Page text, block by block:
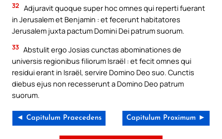
32 Adjuravit quoque super hoc omnes qui reperti fuerant
in Jerusalem et Benjamin : et fecerunt habitatores
Jerusalem juxta pactum Domini Dei patrum suorum.
33 Abstulit ergo Josias cunctas abominationes de
universis regionibus filiorum Israël : et fecit omnes qui
residui erant in Israël, servire Domino Deo suo. Cunctis
diebus ejus non recesserunt a Domino Deo patrum
suorum.
◄ Capitulum Praecedens Capitulum Proximum ►